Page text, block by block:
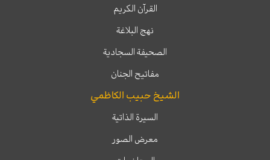
القرآن الكريم
نهج البلاغة
الصحيفة السجادية
مفاتيح الجنان
الشيخ حبيب الكاظمي
السيرة الذاتية
معرض الصور